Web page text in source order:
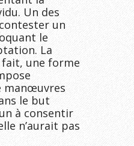
Un des
un
le
La
une forme
manœuvres
le but
à consentir
n’aurait pas